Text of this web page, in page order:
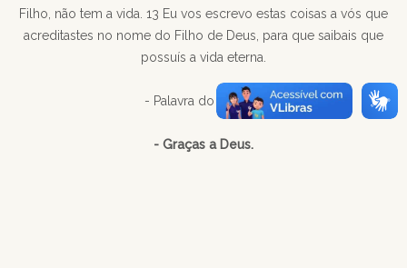
Filho, não tem a vida. 13 Eu vos escrevo estas coisas a vós que
acreditastes no nome do Filho de Deus, para que saibais que
possuís a vida eterna.
- Palavra do Senhor.
- Graças a Deus.